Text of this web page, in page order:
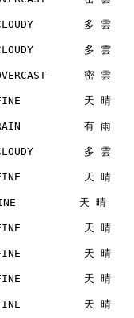
多 雲
多 雲
密 雲
天 晴
有 雨
多 雲
天 晴
天 晴
天 晴
天 晴
天 晴
天 晴